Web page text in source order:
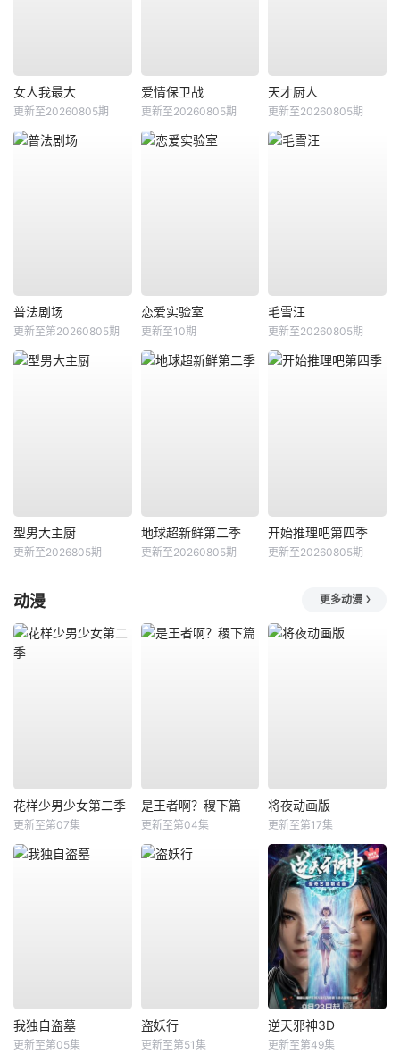
女人我最大
更新至20260805期
爱情保卫战
更新至20260805期
天才厨人
更新至20260805期
普法剧场
更新至第20260805期
恋爱实验室
更新至10期
毛雪汪
更新至20260805期
型男大主厨
更新至2026805期
地球超新鲜第二季
更新至20260805期
开始推理吧第四季
更新至20260805期
动漫 更多动漫
花样少男少女第二季
更新至第07集
是王者啊？稷下篇
更新至第04集
将夜动画版
更新至第17集
我独自盗墓
更新至第05集
盗妖行
更新至第51集
逆天邪神3D
更新至第49集